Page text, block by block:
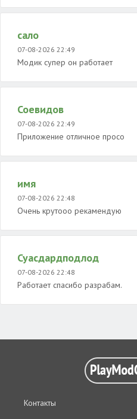
сало
07-08-2026 22:49
Модик супер он работает
Соевидов
07-08-2026 22:49
Приложение отличное просо
имя
07-08-2026 22:48
Очень крутооо рекамендую
Суасдардподлод
07-08-2026 22:48
Работает спасибо разрабам.
Контакты